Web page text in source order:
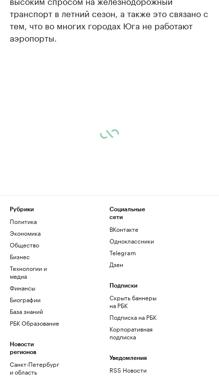
транспорт в летний сезон, а также это связано с
тем, что во многих городах Юга не работают
аэропорты.
Рубрики
Политика
Экономика
Общество
Бизнес
Технологии и
медиа
Финансы
Биографии
База знаний
РБК Образование
Новости
регионов
Санкт-Петербург
и область
Социальные
сети
ВКонтакте
Одноклассники
Telegram
Дзен
Подписки
Скрыть баннеры
на РБК
Подписка на РБК
Корпоративная
подписка
Уведомления
RSS Новости